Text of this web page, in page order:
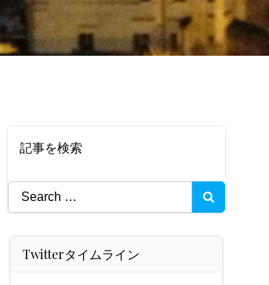
記事を検索
Search
for:
Twitterタイムライン